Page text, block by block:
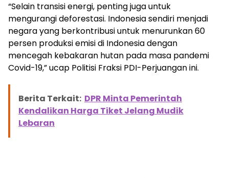
“Selain transisi energi, penting juga untuk
mengurangi deforestasi. Indonesia sendiri menjadi
negara yang berkontribusi untuk menurunkan 60
persen produksi emisi di Indonesia dengan
mencegah kebakaran hutan pada masa pandemi
Covid-19,” ucap Politisi Fraksi PDI-Perjuangan ini.
Berita Terkait: DPR Minta Pemerintah
Kendalikan Harga Tiket Jelang Mudik
Lebaran